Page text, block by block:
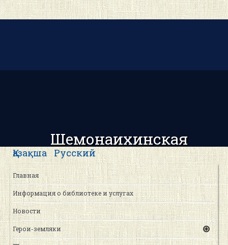
Шемонаихинская
центральная районная
библиотека
Қазақша Русский
Главная
Информация о библиотеке и услугах
Новости
Герои-земляки